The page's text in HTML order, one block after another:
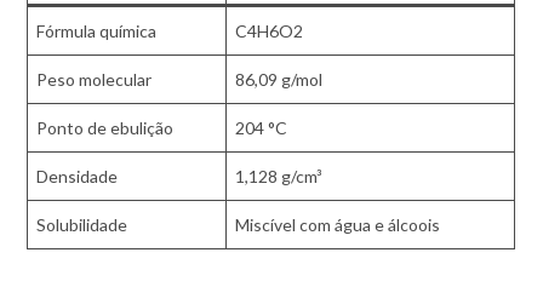
Fórmula química C4H6O2
Peso molecular 86,09 g/mol
Ponto de ebulição 204 °C
Densidade 1,128 g/cm³
Solubilidade Miscível com água e álcoois